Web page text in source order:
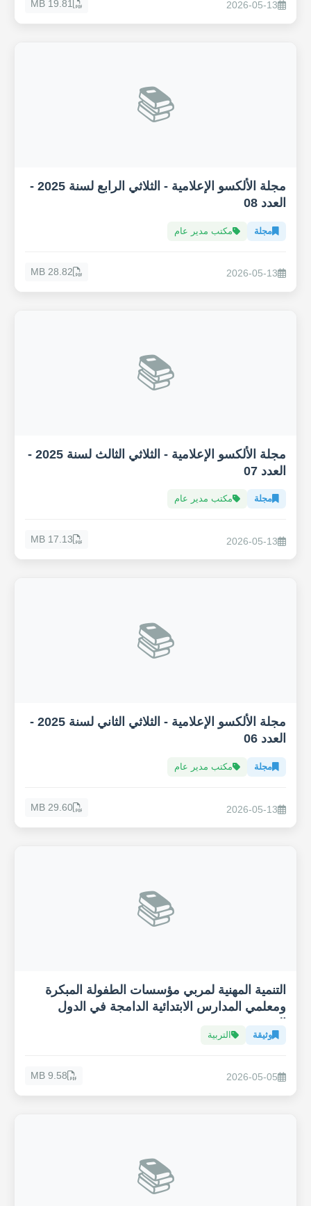
2026-05-13
19.81 MB
📚
مجلة الألكسو الإعلامية - الثلاثي الرابع لسنة 2025 -
العدد 08
مجلة مكتب مدير عام
2026-05-13
28.82 MB
📚
مجلة الألكسو الإعلامية - الثلاثي الثالث لسنة 2025 -
العدد 07
مجلة مكتب مدير عام
2026-05-13
17.13 MB
📚
مجلة الألكسو الإعلامية - الثلاثي الثاني لسنة 2025 -
العدد 06
مجلة مكتب مدير عام
2026-05-13
29.60 MB
📚
التنمية المهنية لمربي مؤسسات الطفولة المبكرة
ومعلمي المدارس الابتدائية الدامجة في الدول
وثيقة التربية
2026-05-05
9.58 MB
📚